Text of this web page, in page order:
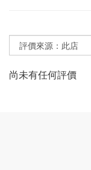
尚未有任何評價